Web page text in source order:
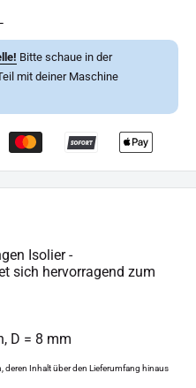
Bitte schaue in der
mit deiner Maschine
Isolier -
sich hervorragend zum
D = 8 mm
deren Inhalt über den Lieferumfang hinaus